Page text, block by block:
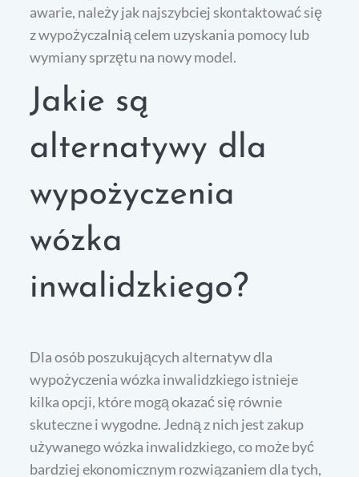
awarie, należy jak najszybciej skontaktować się
z wypożyczalnią celem uzyskania pomocy lub
wymiany sprzętu na nowy model.
Jakie są
alternatywy dla
wypożyczenia
wózka
inwalidzkiego?
Dla osób poszukujących alternatyw dla
wypożyczenia wózka inwalidzkiego istnieje
kilka opcji, które mogą okazać się równie
skuteczne i wygodne. Jedną z nich jest zakup
używanego wózka inwalidzkiego, co może być
bardziej ekonomicznym rozwiązaniem dla tych,